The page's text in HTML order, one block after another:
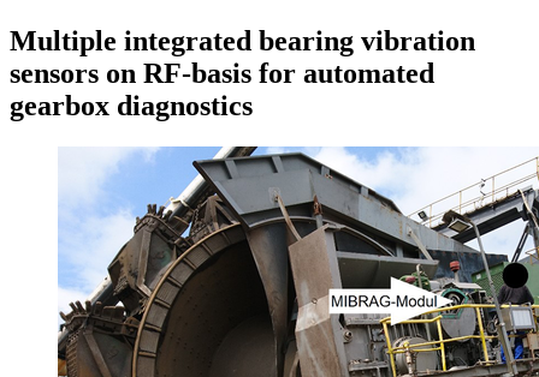
Multiple integrated bearing vibration
sensors on RF-basis for automated
gearbox diagnostics